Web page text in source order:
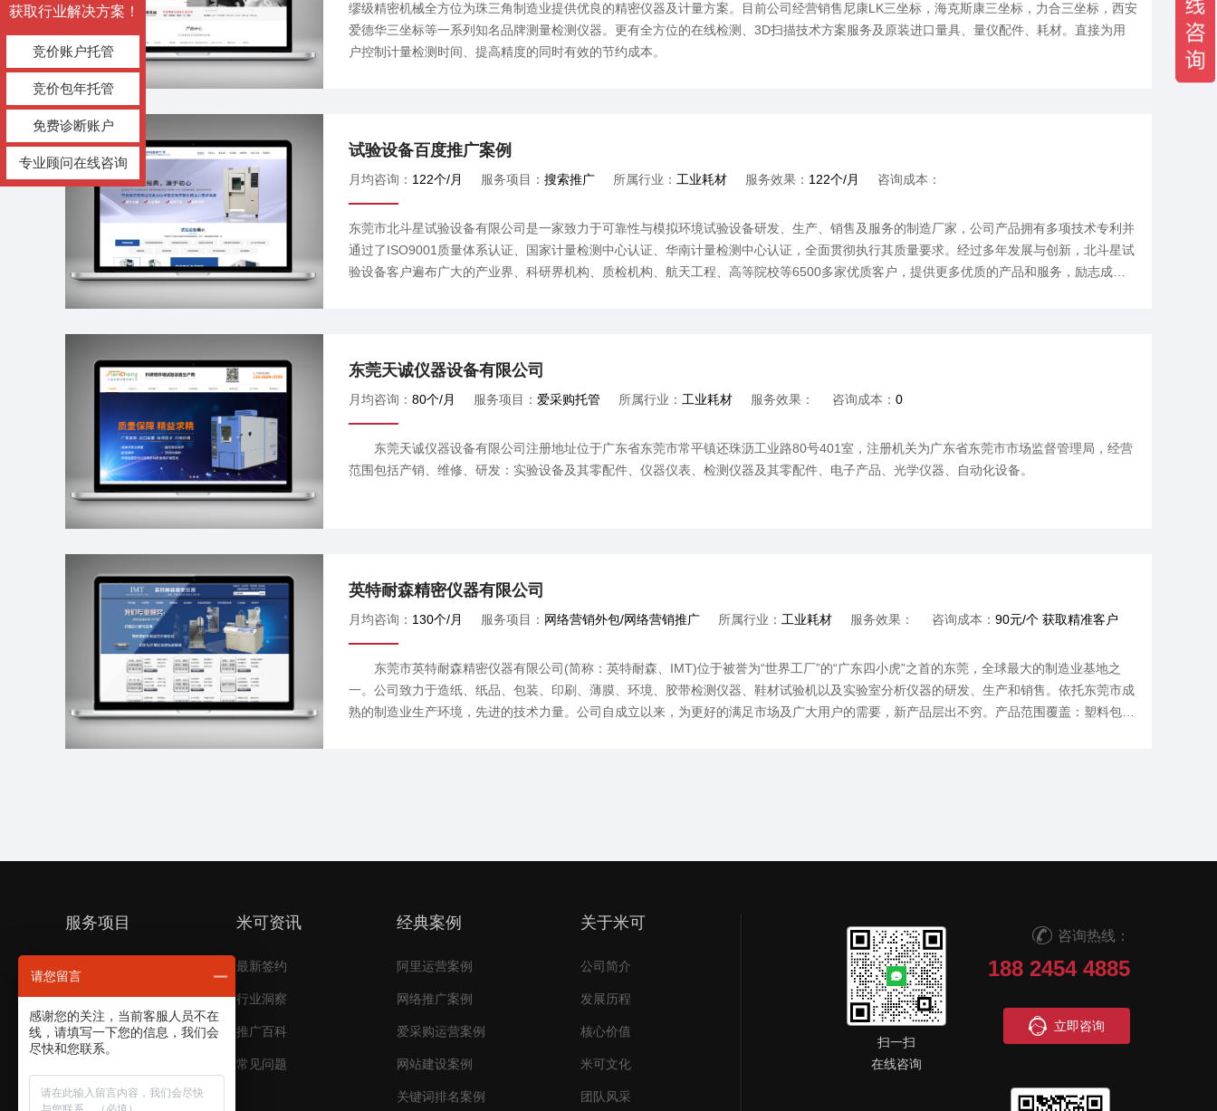
缪级精密机械全方位为珠三角制造业提供优良的精密仪器及计量方案。目前公司经营销售尼康LK三坐标，海克斯康三坐标，力合三坐标，西安
爱德华三坐标等一系列知名品牌测量检测仪器。更有全方位的在线检测、3D扫描技术方案服务及原装进口量具、量仪配件、耗材。直接为用
户控制计量检测时间、提高精度的同时有效的节约成本。
试验设备百度推广案例
月均咨询： 122个/月 服务项目： 搜索推广 所属行业： 工业耗材 服务效果： 122个/月 咨询成本：
东莞市北斗星试验设备有限公司是一家致力于可靠性与模拟环境试验设备研发、生产、销售及服务的制造厂家，公司产品拥有多项技术专利并
通过了ISO9001质量体系认证、国家计量检测中心认证、华南计量检测中心认证，全面贯彻执行其质量要求。经过多年发展与创新，北斗星试
验设备客户遍布广大的产业界、科研界机构、质检机构、航天工程、高等院校等6500多家优质客户，提供更多优质的产品和服务，励志成为
东莞天诚仪器设备有限公司
月均咨询： 80个/月 服务项目： 爱采购托管 所属行业： 工业耗材 服务效果： 咨询成本： 0
东莞天诚仪器设备有限公司注册地址位于广东省东莞市常平镇还珠沥工业路80号401室，注册机关为广东省东莞市市场监督管理局，经营
范围包括产销、维修、研发：实验设备及其零配件、仪器仪表、检测仪器及其零配件、电子产品、光学仪器、自动化设备。
英特耐森精密仪器有限公司
月均咨询： 130个/月 服务项目： 网络营销外包/网络营销推广 所属行业： 工业耗材 服务效果： 咨询成本： 90元/个 获取精准客户
东莞市英特耐森精密仪器有限公司(简称：英特耐森、IMT)位于被誉为“世界工厂”的“广东四小虎”之首的东莞，全球最大的制造业基地之
一。公司致力于造纸、纸品、包装、印刷、薄膜、环境、胶带检测仪器、鞋材试验机以及实验室分析仪器的研发、生产和销售。依托东莞市成
熟的制造业生产环境，先进的技术力量。公司自成立以来，为更好的满足市场及广大用户的需要，新产品层出不穷。产品范围覆盖：塑料包
获取行业解决方案！
竞价账户托管
竞价包年托管
免费诊断账户
专业顾问在线咨询
服务项目
短视频代运营
电商代运营
搜索引擎推广
平台开发
米可资讯
最新签约
行业洞察
推广百科
常见问题
经典案例
阿里运营案例
网络推广案例
爱采购运营案例
网站建设案例
关键词排名案例
关于米可
公司简介
发展历程
核心价值
米可文化
团队风采
咨询热线：
188 2454 4885
立即咨询
扫一扫
在线咨询
请您留言
感谢您的关注，当前客服人员不在
线，请填写一下您的信息，我们会
尽快和您联系。